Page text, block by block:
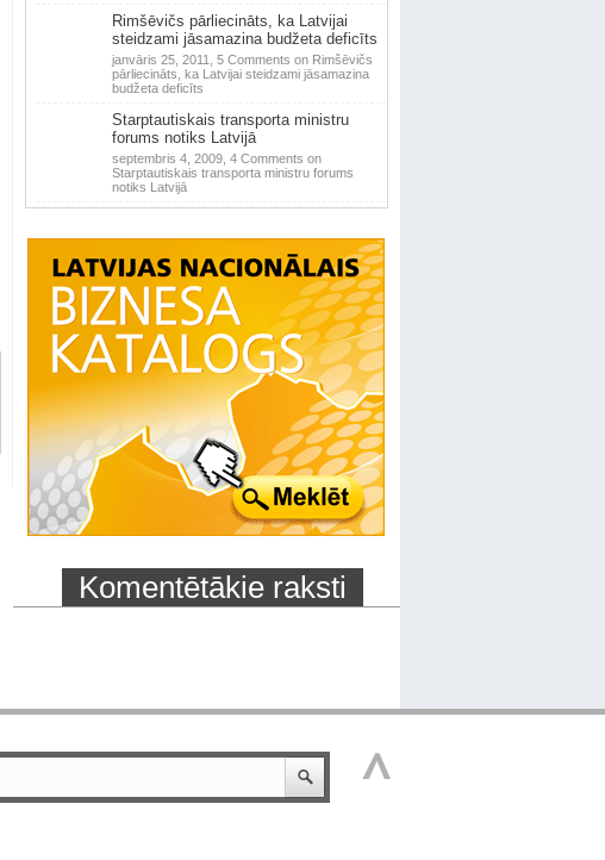
Rimšēvičs pārliecināts, ka Latvijai
steidzami jāsamazina budžeta deficīts
janvāris 25, 2011, 5 Comments on Rimšēvičs
pārliecināts, ka Latvijai steidzami jāsamazina
budžeta deficīts
Starptautiskais transporta ministru
forums notiks Latvijā
septembris 4, 2009, 4 Comments on
Starptautiskais transporta ministru forums
notiks Latvijā
Komentētākie raksti